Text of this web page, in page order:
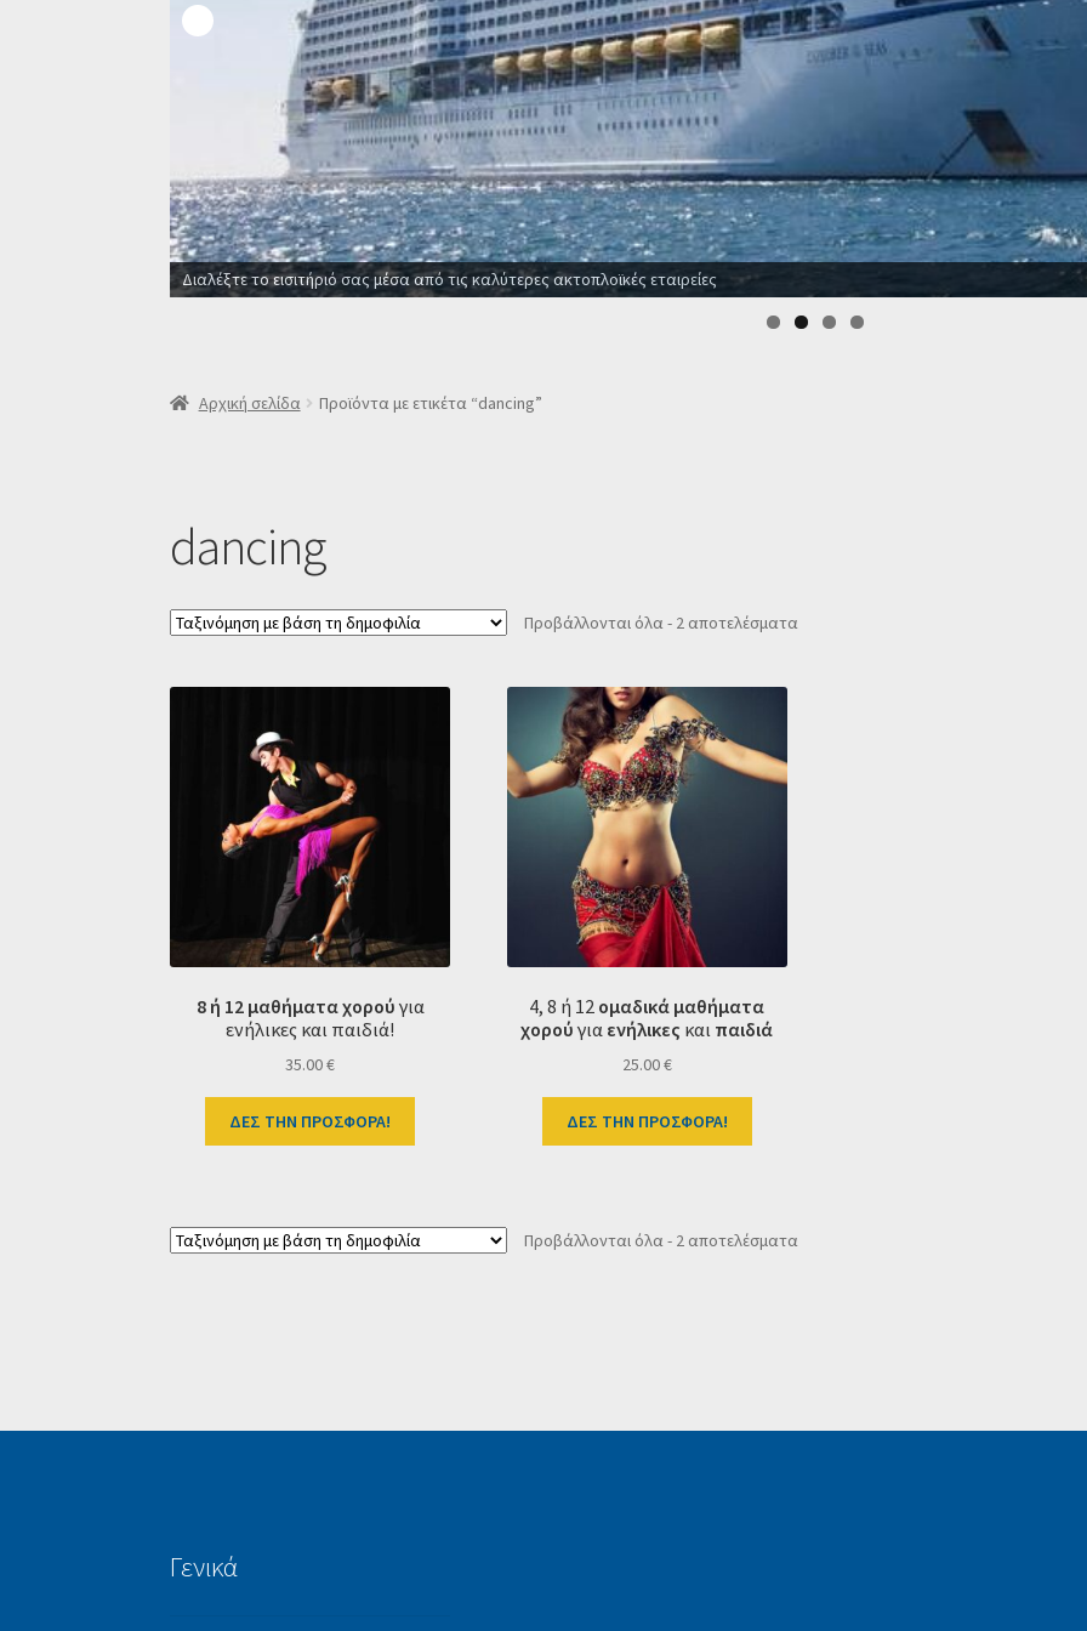
Διαλέξτε το εισιτήριό σας μέσα από τις καλύτερες ακτοπλοϊκές εταιρείες
Αρχική σελίδα Προϊόντα με ετικέτα “dancing”
dancing
Προβάλλονται όλα - 2 αποτελέσματα
8 ή 12 μαθήματα χορού για
ενήλικες και παιδιά!
35.00€
ΔΕΣ ΤΗΝ ΠΡΟΣΦΟΡΑ!
4, 8 ή 12 ομαδικά μαθήματα
χορού για ενήλικες και παιδιά
25.00€
ΔΕΣ ΤΗΝ ΠΡΟΣΦΟΡΑ!
Προβάλλονται όλα - 2 αποτελέσματα
Γενικά